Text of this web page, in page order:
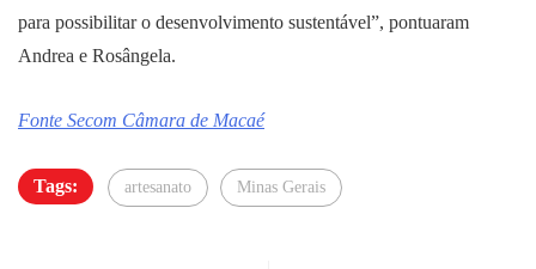
para possibilitar o desenvolvimento sustentável”, pontuaram
Andrea e Rosângela.
Fonte Secom Câmara de Macaé
Tags: artesanato Minas Gerais